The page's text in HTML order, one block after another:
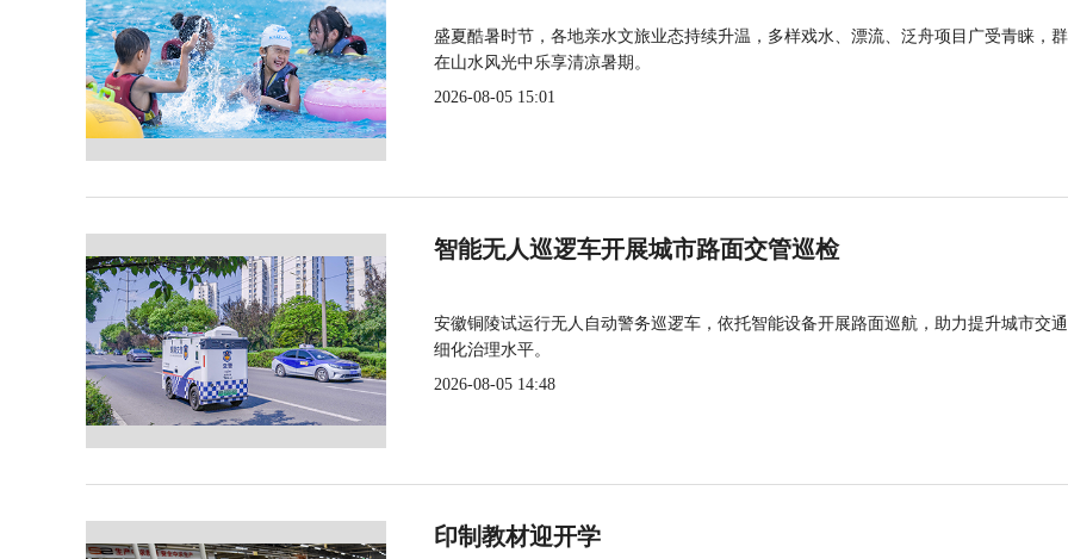
盛夏酷暑时节，各地亲水文旅业态持续升温，多样戏水、漂流、泛舟项目广受青睐，
在山水风光中乐享清凉暑期。
2026-08-05 15:01
智能无人巡逻车开展城市路面交管巡检
安徽铜陵试运行无人自动警务巡逻车，依托智能设备开展路面巡航，助力提升城市交
细化治理水平。
2026-08-05 14:48
印制教材迎开学